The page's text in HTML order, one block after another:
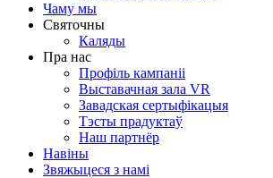
Чаму мы
Святочны
Каляды
Пра нас
Профіль кампаніі
Выставачная зала VR
Завадская сертыфікацыя
Тэсты прадуктаў
Наш партнёр
Навіны
Звяжыцеся з намі